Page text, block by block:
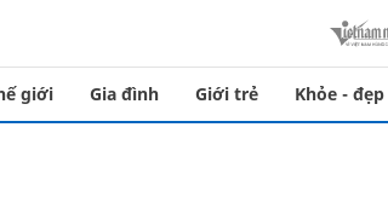
giới Gia đình Giới trẻ Khỏe - đẹp